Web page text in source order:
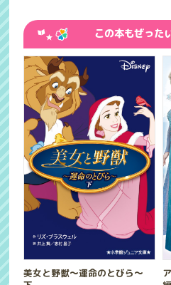
この本もぜった
美女と野獣～運命のとびら～